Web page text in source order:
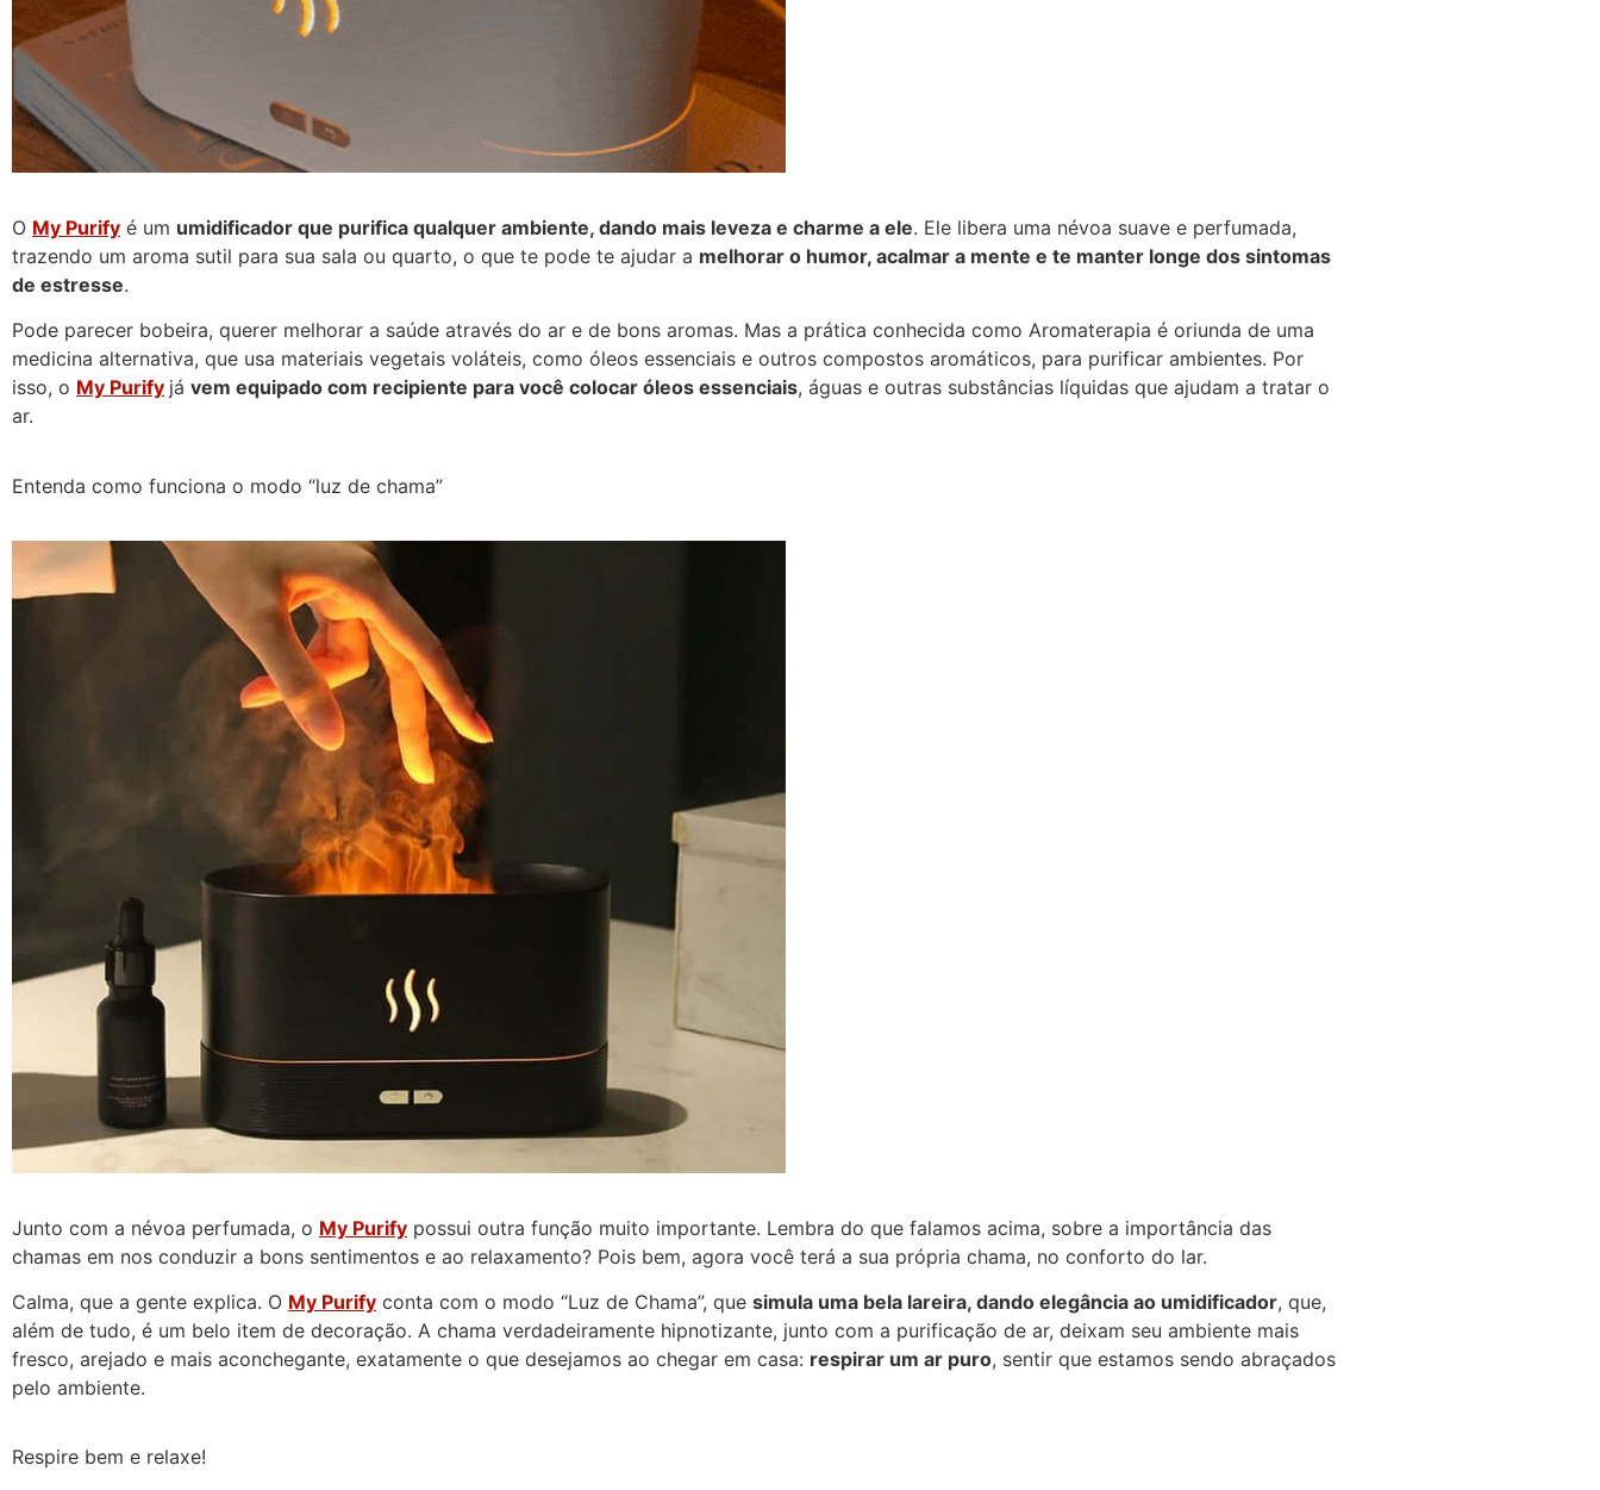
O My Purify é um umidificador que purifica qualquer ambiente, dando mais leveza e charme a ele. Ele libera uma névoa suave e perfumada,
trazendo um aroma sutil para sua sala ou quarto, o que te pode te ajudar a melhorar o humor, acalmar a mente e te manter longe dos sintomas
de estresse.
Pode parecer bobeira, querer melhorar a saúde através do ar e de bons aromas. Mas a prática conhecida como Aromaterapia é oriunda de uma
medicina alternativa, que usa materiais vegetais voláteis, como óleos essenciais e outros compostos aromáticos, para purificar ambientes. Por
isso, o My Purify já vem equipado com recipiente para você colocar óleos essenciais, águas e outras substâncias líquidas que ajudam a tratar o
ar.
Entenda como funciona o modo “luz de chama”
Junto com a névoa perfumada, o My Purify possui outra função muito importante. Lembra do que falamos acima, sobre a importância das
chamas em nos conduzir a bons sentimentos e ao relaxamento? Pois bem, agora você terá a sua própria chama, no conforto do lar.
Calma, que a gente explica. O My Purify conta com o modo “Luz de Chama”, que simula uma bela lareira, dando elegância ao umidificador, que,
além de tudo, é um belo item de decoração. A chama verdadeiramente hipnotizante, junto com a purificação de ar, deixam seu ambiente mais
fresco, arejado e mais aconchegante, exatamente o que desejamos ao chegar em casa: respirar um ar puro, sentir que estamos sendo abraçados
pelo ambiente.
Respire bem e relaxe!